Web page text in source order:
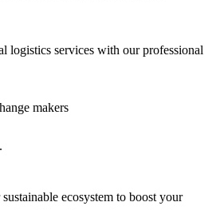
logistics services with our professional
makers
ecosystem to boost your